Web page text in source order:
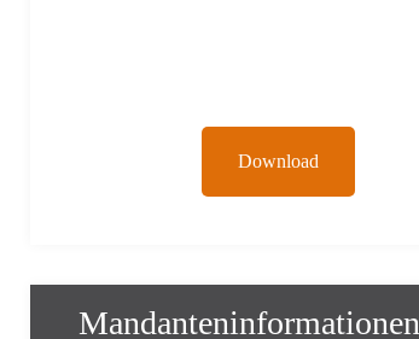
Download
Mandanteninformationen